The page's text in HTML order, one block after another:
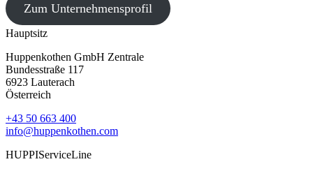
Zum Unternehmensprofil
Hauptsitz
Huppenkothen GmbH Zentrale
Bundesstraße 117
6923 Lauterach
Österreich
+43 50 663 400
info@huppenkothen.com
HUPPIServiceLine